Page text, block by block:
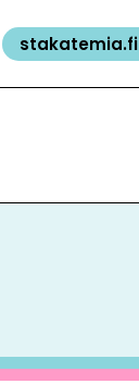
stakatemia.fi